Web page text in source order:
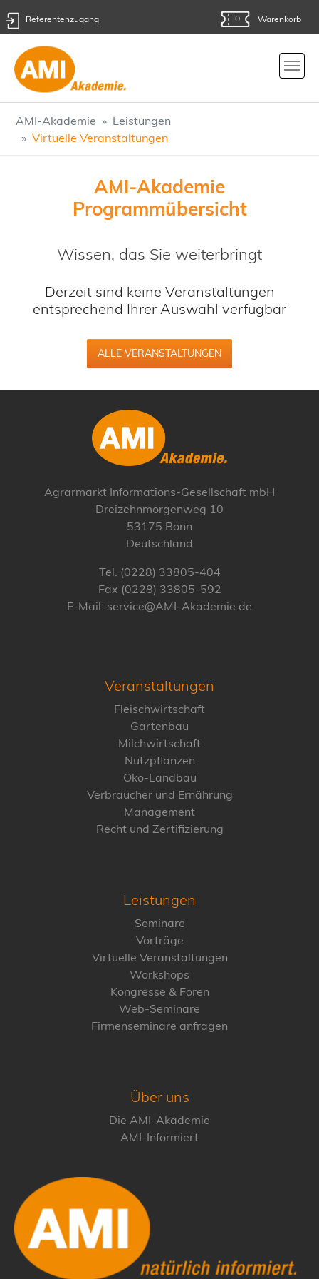
Skip to main content
0 Warenkorb
Referentenzugang
AMI-Akademie
Leistungen
Virtuelle Veranstaltungen
AMI-Akademie
Programmübersicht
Wissen, das Sie weiterbringt
Derzeit sind keine Veranstaltungen
entsprechend Ihrer Auswahl verfügbar
ALLE VERANSTALTUNGEN
Agrarmarkt Informations-Gesellschaft mbH
Dreizehnmorgenweg 10
53175 Bonn
Deutschland
Tel. (0228) 33805-404
Fax (0228) 33805-592
E-Mail: service@AMI-Akademie.de
Veranstaltungen
Fleischwirtschaft
Gartenbau
Milchwirtschaft
Nutzpflanzen
Öko-Landbau
Verbraucher und Ernährung
Management
Recht und Zertifizierung
Leistungen
Seminare
Vorträge
Virtuelle Veranstaltungen
Workshops
Kongresse & Foren
Web-Seminare
Firmenseminare anfragen
Über uns
Die AMI-Akademie
AMI-Informiert